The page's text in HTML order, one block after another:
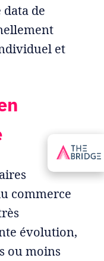
de
et
commerce
évolution,
ou moins